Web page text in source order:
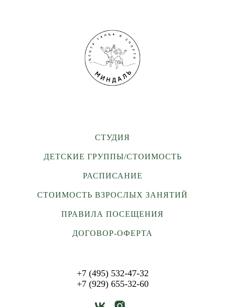
СТУДИЯ
ДЕТСКИЕ ГРУППЫ/СТОИМОСТЬ
РАСПИСАНИЕ
СТОИМОСТЬ ВЗРОСЛЫХ ЗАНЯТИЙ
ПРАВИЛА ПОСЕЩЕНИЯ
ДОГОВОР-ОФЕРТА
+7 (495) 532-47-32
+7 (929) 655-32-60